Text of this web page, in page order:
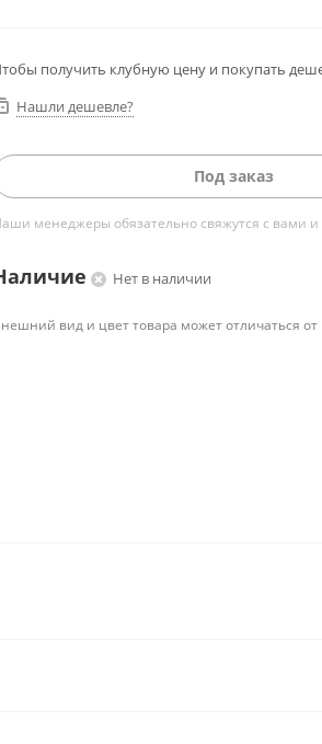
получить клубную цену и покупать
Нашли дешевле?
Под заказ
менеджеры обязательно свяжутся с вами и
Нет в наличии
вид и цвет товара может отличаться